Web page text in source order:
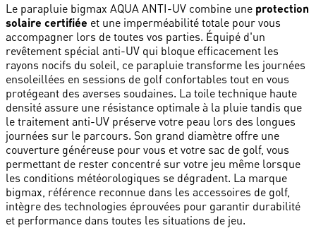
Le parapluie bigmax AQUA ANTI-UV combine une protection
solaire certifiée et une imperméabilité totale pour vous
accompagner lors de toutes vos parties. Équipé d'un
revêtement spécial anti-UV qui bloque efficacement les
rayons nocifs du soleil, ce parapluie transforme les journées
ensoleillées en sessions de golf confortables tout en vous
protégeant des averses soudaines. La toile technique haute
densité assure une résistance optimale à la pluie tandis que
le traitement anti-UV préserve votre peau lors des longues
journées sur le parcours. Son grand diamètre offre une
couverture généreuse pour vous et votre sac de golf, vous
permettant de rester concentré sur votre jeu même lorsque
les conditions météorologiques se dégradent. La marque
bigmax, référence reconnue dans les accessoires de golf,
intègre des technologies éprouvées pour garantir durabilité
et performance dans toutes les situations de jeu.